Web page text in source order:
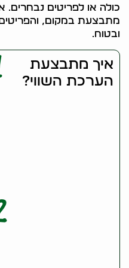
כולה או לפריטים
מתבצעת במקום, והפריטים
ובטוח.
איך מתבצעת
הערכת השווי?